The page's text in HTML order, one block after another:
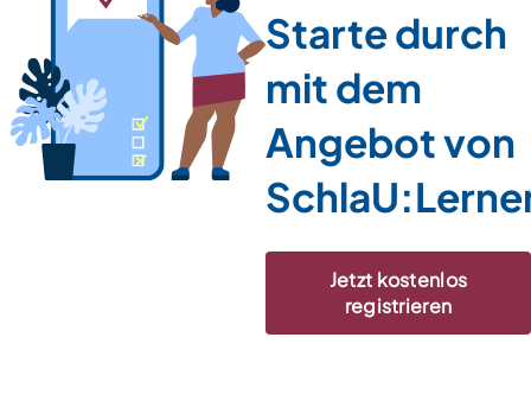
Starte durch
mit dem
Angebot von
Jetzt kostenlos
registrieren